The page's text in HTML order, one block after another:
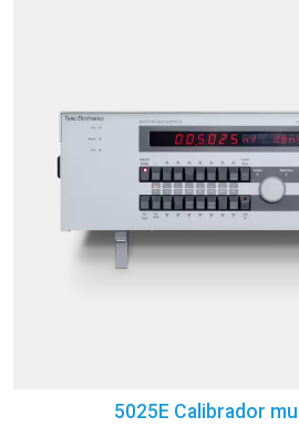
5025E Calibrador